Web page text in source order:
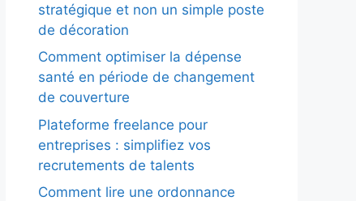
stratégique et non un simple poste
de décoration
Comment optimiser la dépense
santé en période de changement
de couverture
Plateforme freelance pour
entreprises : simplifiez vos
recrutements de talents
Comment lire une ordonnance